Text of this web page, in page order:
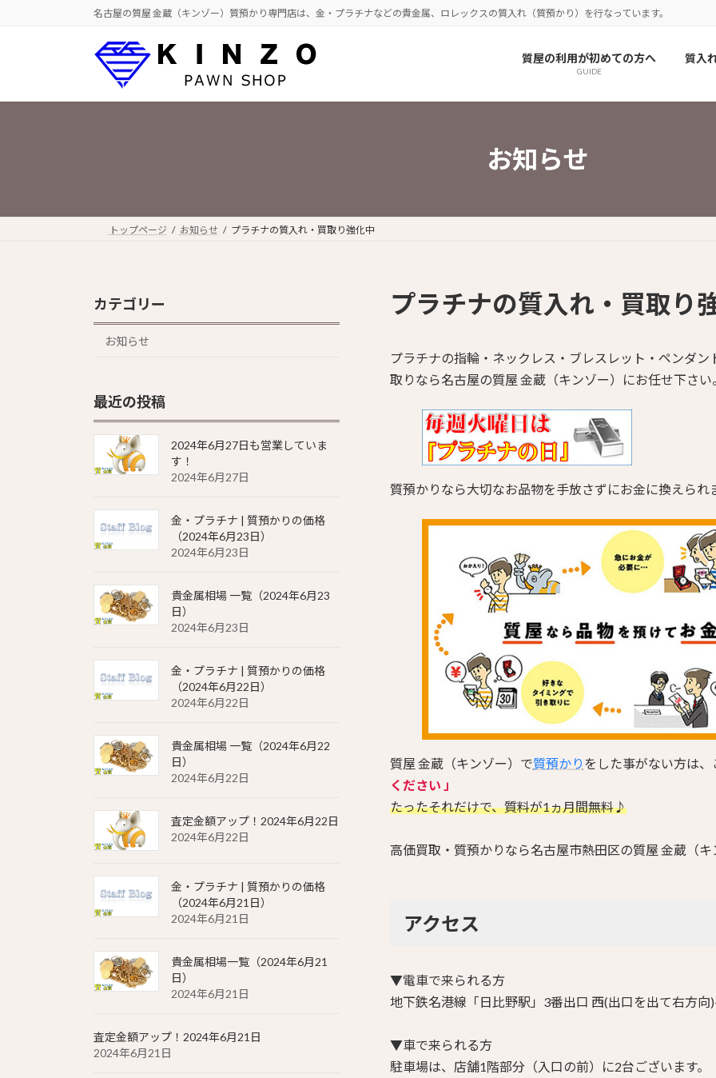
へ
ョ
名古屋の質屋 金蔵（キンゾー）質預かり専門店は、金・プラチナなどの貴金属、ロレックスの質入れ（質預かり）を行なっています。
質屋の利用が初めての方へ
GUIDE
質入
お知らせ
トップページ お知らせ プラチナの質入れ・買取り強化中
プラチナの質入れ・買取り
プラチナの指輪・ネックレス・ブレスレット・ペンダン
取りなら名古屋の質屋 金蔵（キンゾー）にお任せ下さい
質預かりなら大切なお品物を手放さずにお金に換えられ
質屋 金蔵（キンゾー）で質預かり をした事がない方は、
ください 」
たったそれだけで、質料が1ヵ月間無料♪
高価買取・質預かりなら名古屋市熱田区の質屋 金蔵（キ
アクセス
▼電車で来られる方
地下鉄名港線「日比野駅」3番出口 西(出口を出て右方向
▼車で来られる方
駐車場は、店舗1階部分（入口の前）に2台ございます。
カテゴリー
お知らせ
最近の投稿
2024年6月27日も営業していま
す！
2024年6月27日
金・プラチナ | 質預かりの価格
（2024年6月23日）
2024年6月23日
貴金属相場 一覧（2024年6月23
日）
2024年6月23日
金・プラチナ | 質預かりの価格
（2024年6月22日）
2024年6月22日
貴金属相場 一覧（2024年6月22
日）
2024年6月22日
査定金額アップ！2024年6月22日
2024年6月22日
金・プラチナ | 質預かりの価格
（2024年6月21日）
2024年6月21日
貴金属相場一覧（2024年6月21
日）
2024年6月21日
査定金額アップ！2024年6月21日
2024年6月21日